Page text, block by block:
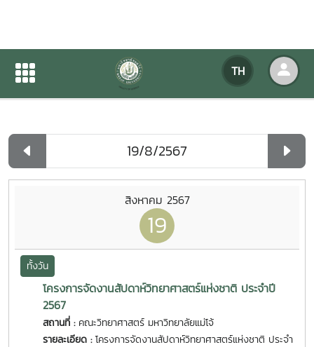
TH
ปฏิทินกิจกรรมของหน่วยงาน
ปฏิทินกิจกรรมของหน่วยงาน
สิงหาคม 2567
19
ทั้งวัน
โครงการจัดงานสัปดาห์วิทยาศาสตร์แห่งชาติ ประจำปี
2567
สถานที่ : คณะวิทยาศาสตร์ มหาวิทยาลัยแม่โจ้
รายละเอียด :โครงการจัดงานสัปดาห์วิทยาศาสตร์แห่งชาติ ประจำ